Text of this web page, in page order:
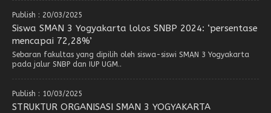
Publish : 20/03/2025
Siswa SMAN 3 Yogyakarta lolos SNBP 2024: ‘persentase
mencapai 72,28%’
Sebaran fakultas yang dipilih oleh siswa-siswi SMAN 3 Yogyakarta
pada jalur SNBP dan IUP UGM..
Publish : 10/03/2025
STRUKTUR ORGANISASI SMAN 3 YOGYAKARTA